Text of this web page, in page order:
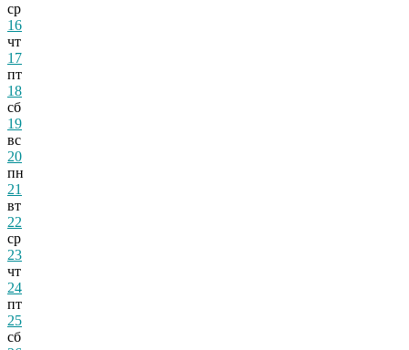
ср
16
чт
17
пт
18
сб
19
вс
20
пн
21
вт
22
ср
23
чт
24
пт
25
сб